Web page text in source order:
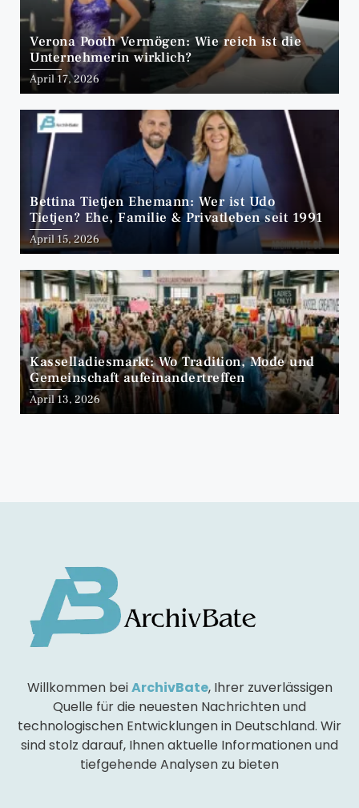
Verona Pooth Vermögen: Wie reich ist die
Unternehmerin wirklich?
April 17, 2026
Bettina Tietjen Ehemann: Wer ist Udo
Tietjen? Ehe, Familie & Privatleben seit 1991
April 15, 2026
Kasselladiesmarkt: Wo Tradition, Mode und
Gemeinschaft aufeinandertreffen
April 13, 2026
Willkommen beiArchivBate, Ihrer zuverlässigen
Quelle für die neuesten Nachrichten und
technologischen Entwicklungen in Deutschland. Wir
sind stolz darauf, Ihnen aktuelle Informationen und
tiefgehende Analysen zu bieten